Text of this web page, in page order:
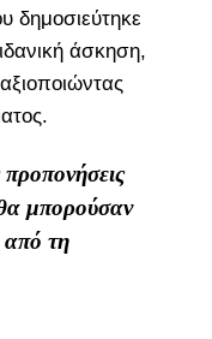
δημοσιεύτηκε
άσκηση,
μπορούσαν
από τη